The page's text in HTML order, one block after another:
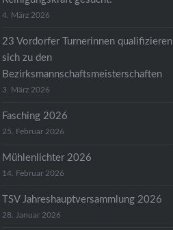
4. März 2026
23 Vordorfer Turnerinnen qualifizieren
sich zu den
Bezirksmannschaftsmeisterschaften
3. März 2026
Fasching 2026
25. Februar 2026
Mühlenlichter 2026
14. Februar 2026
TSV Jahreshauptversammlung 2026
28. Januar 2026